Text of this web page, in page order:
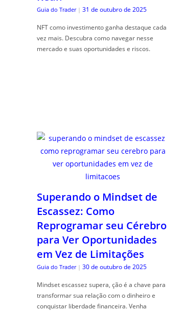
Guia do Trader | 31 de outubro de 2025
NFT como investimento ganha destaque cada
vez mais. Descubra como navegar nesse
mercado e suas oportunidades e riscos.
Superando o Mindset de
Escassez: Como
Reprogramar seu Cérebro
para Ver Oportunidades
em Vez de Limitações
Guia do Trader | 30 de outubro de 2025
Mindset escassez supera, ção é a chave para
transformar sua relação com o dinheiro e
conquistar liberdade financeira. Venha